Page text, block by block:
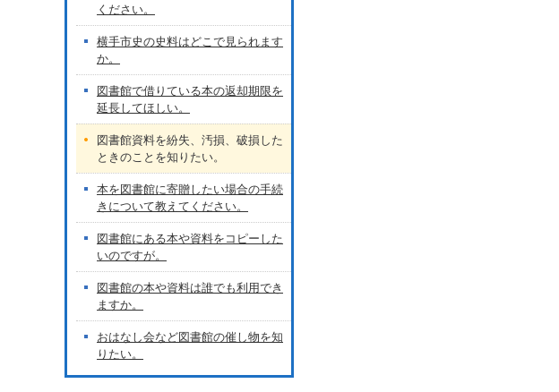
ください。
横手市史の史料はどこで見られます
か。
図書館で借りている本の返却期限を
延長してほしい。
図書館資料を紛失、汚損、破損した
ときのことを知りたい。
本を図書館に寄贈したい場合の手続
きについて教えてください。
図書館にある本や資料をコピーした
いのですが。
図書館の本や資料は誰でも利用でき
ますか。
おはなし会など図書館の催し物を知
りたい。